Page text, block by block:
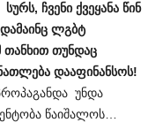
ჩვენი ქვეყანა წინ
ლგბტ
თანხით თუნდაც
დააფინანსოს!
უნდა
წაიშალოს…